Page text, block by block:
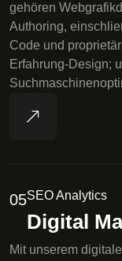
gehören
Authoring,
Code und
Erfahrung-Design;
05SEO Analytics
Digital
Mit unserem